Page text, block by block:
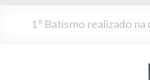
1° Batismo realizado